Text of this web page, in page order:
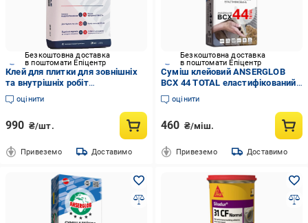
Безкоштовна доставка
в поштомати Епіцентр
Клей для плитки для зовнішніх
та внутрішніх робіт
високоеластичний
морозостійкий KRYS Tile 25 кг
оцінити
990 ₴/шт.
Привеземо Доставимо
Безкоштовна доставка
в поштомати Епіцентр
Суміш клейовий ANSERGLOB
BCX 44 TOTAL еластифікований
(24477968)
оцінити
460 ₴/міш.
Привеземо Доставимо